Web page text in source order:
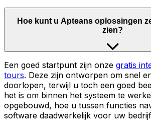
Hoe kunt u Apteans oplossingen
zien?
Een goed startpunt zijn onze gratis
tours. Deze zijn ontworpen om snel
doorlopen, terwijl u toch een goed
het is om binnen het systeem te
opgebouwd, hoe u tussen functies
software daadwerkelijk voor uw